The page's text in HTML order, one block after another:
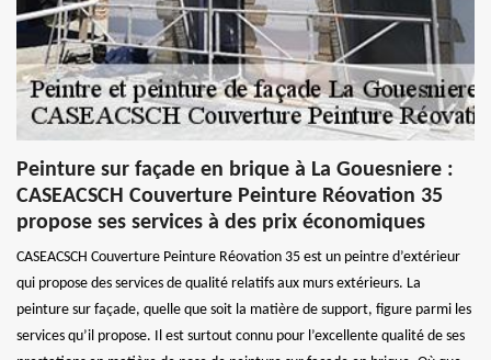
Peinture sur façade en brique à La Gouesniere :
CASEACSCH Couverture Peinture Réovation 35
propose ses services à des prix économiques
CASEACSCH Couverture Peinture Réovation 35 est un peintre d’extérieur
qui propose des services de qualité relatifs aux murs extérieurs. La
peinture sur façade, quelle que soit la matière de support, figure parmi les
services qu’il propose. Il est surtout connu pour l’excellente qualité de ses